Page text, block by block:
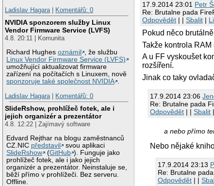
Ladislav Hagara | Komentářů: 0
NVIDIA sponzorem služby Linux
Vendor Firmware Service (LVFS)
4.8. 20:11 | Komunita
Richard Hughesoznámil
, že službu
Linux Vendor Firmware Service (LVFS)
umožňující aktualizovat firmware
zařízení na počítačích s Linuxem, nově
sponzoruje také společnost NVIDIA .
Ladislav Hagara | Komentářů: 0
SlideRshow, prohlížeč fotek, ale i
jejich organizér a prezentátor
4.8. 12:22 | Zajímavý software
Edvard Rejthar na blogu zaměstnanců
CZ.NIC představil
svou aplikaci
SlideRshow
(GitHub ). Funguje jako
prohlížeč fotek, ale i jako jejich
organizér a prezentátor. Neinstaluje se,
běží přímo v prohlížeči. Bez serveru.
Offline.
17.9.2014 23:01 Petr
Re: Brutalne pada
Odpovědět | |Sbalit |
Pokud něco
Takže kontrola RAM
A u FF vyskoušet
rozšíření.
Jinak co taky
17.9.2014 23:06
Re: Brutalne pada
Odpovědět | |Sbalit
a nebo přímo
Nebo nějaké
17.9.2014 23:13
Re: Brutalne
Odpovědět | |